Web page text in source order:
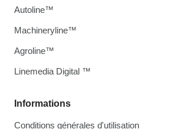
Informations
Conditions générales d'utilisation
Autoline™
Machineryline™
Agroline™
Linemedia Digital ™